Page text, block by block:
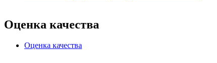
Оценка качества
Оценка качества